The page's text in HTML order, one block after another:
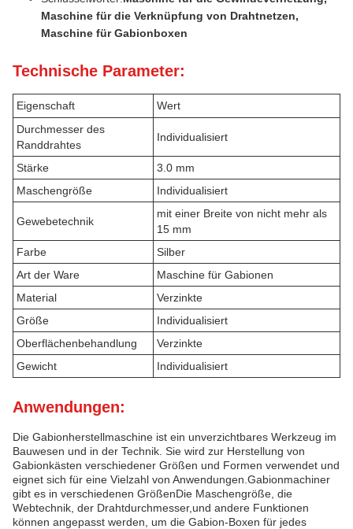
Maschine für die Verknüpfung von Drahtnetzen,
Maschine für Gabionboxen
Technische Parameter:
Eigenschaft
Wert
Durchmesser des
Randdrahtes
Individualisiert
Stärke
3.0 mm
Maschengröße
Individualisiert
Gewebetechnik
mit einer Breite von nicht mehr als
15 mm
Farbe
Silber
Art der Ware
Maschine für Gabionen
Material
Verzinkte
Größe
Individualisiert
Oberflächenbehandlung
Verzinkte
Gewicht
Individualisiert
Anwendungen:
Die Gabionherstellmaschine ist ein unverzichtbares Werkzeug im
Bauwesen und in der Technik. Sie wird zur Herstellung von
Gabionkästen verschiedener Größen und Formen verwendet und
eignet sich für eine Vielzahl von Anwendungen.Gabionmachiner
gibt es in verschiedenen GrößenDie Maschengröße, die
Webtechnik, der Drahtdurchmesser,und andere Funktionen
können angepasst werden, um die Gabion-Boxen für jedes